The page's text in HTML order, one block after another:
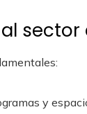
sector
y